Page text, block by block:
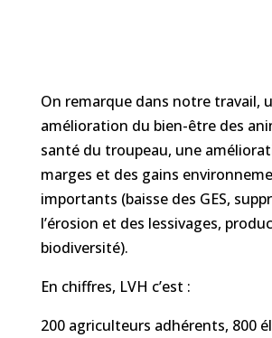
On remarque dans notre travail,
amélioration du bien-être des
santé du troupeau, une
marges et des gains
importants (baisse des GES,
l’érosion et des lessivages,
biodiversité).
En chiffres, LVH c’est :
200 agriculteurs adhérents, 800